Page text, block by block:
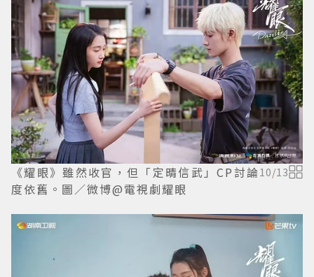
《耀眼》雖然收官，但「定晴信武」CP討論
度依舊。圖／微博@電視劇耀眼
10/13